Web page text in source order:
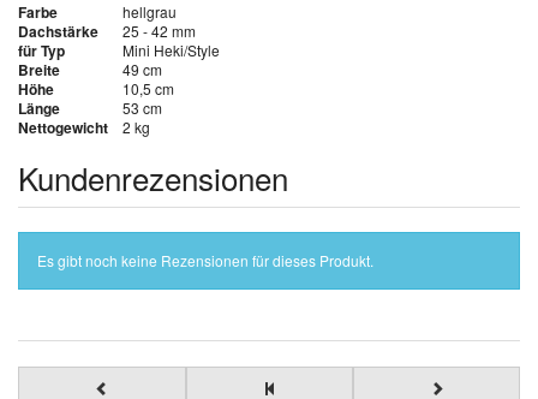
Farbe hellgrau
Dachstärke 25 - 42 mm
für Typ Mini Heki/Style
Breite 49 cm
Höhe 10,5 cm
Länge 53 cm
Nettogewicht 2 kg
Kundenrezensionen
Es gibt noch keine Rezensionen für dieses Produkt.